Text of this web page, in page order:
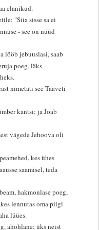
elanikud.
"Siia sisse sa ei
- see on nüüd
lööb jebuuslasi, saab
poeg, läks
nimetati see Taaveti
kantsi; ja Joab
vägede Jehoova oli
kes ühes
saamisel, teda
hakmonlase poeg,
lennutas oma piigi
lüües.
ahohlane; üks neist